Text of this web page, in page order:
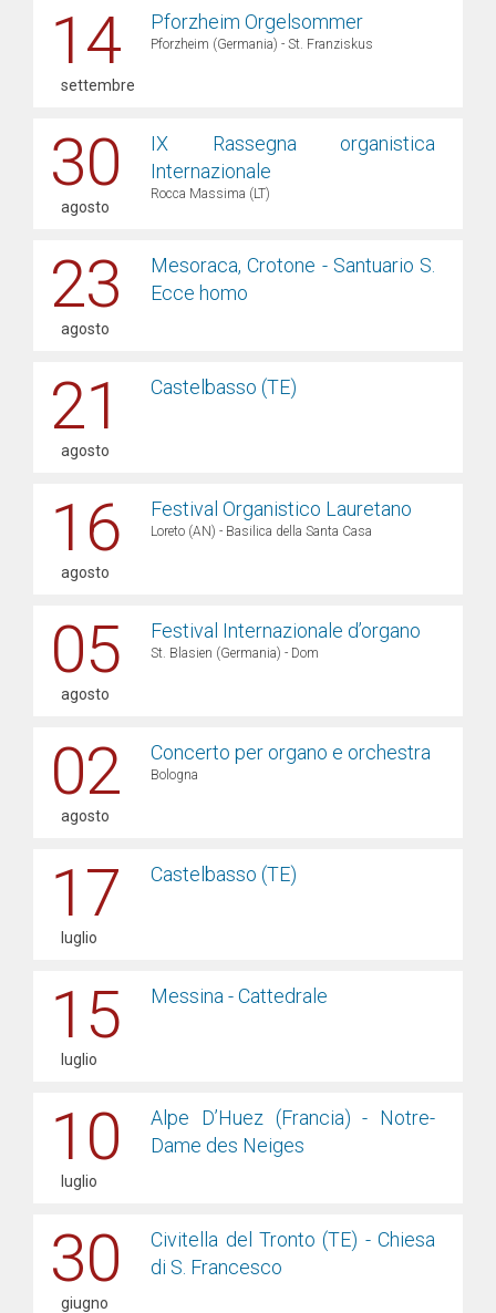
14
settembre
Pforzheim Orgelsommer
Pforzheim (Germania) - St. Franziskus
30
agosto
IX Rassegna organistica
Internazionale
Rocca Massima (LT)
23
agosto
Mesoraca, Crotone - Santuario S.
Ecce homo
21
agosto
Castelbasso (TE)
16
agosto
Festival Organistico Lauretano
Loreto (AN) - Basilica della Santa Casa
05
agosto
Festival Internazionale d’organo
St. Blasien (Germania) - Dom
02
agosto
Concerto per organo e orchestra
Bologna
17
luglio
Castelbasso (TE)
15
luglio
Messina - Cattedrale
10
luglio
Alpe D’Huez (Francia) - Notre-
Dame des Neiges
30
giugno
Civitella del Tronto (TE) - Chiesa
di S. Francesco